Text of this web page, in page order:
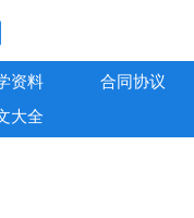
资料
合同协议
大全